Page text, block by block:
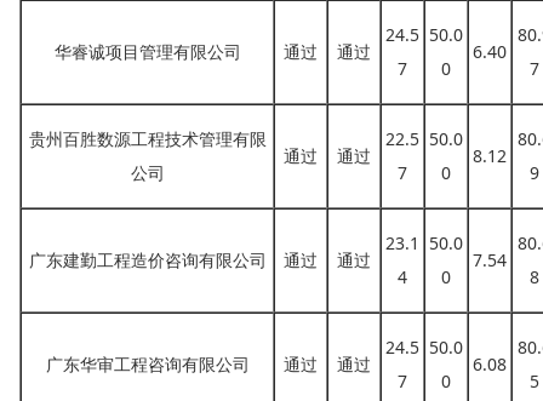
华睿诚项目管理有限公司 通过 通过
24.5
7
50.0
0
6.40
7
贵州百胜数源工程技术管理有限
公司
通过 通过
22.5
7
50.0
0
8.12
9
广东建勤工程造价咨询有限公司 通过 通过
23.1
4
50.0
0
7.54
8
广东华审工程咨询有限公司 通过 通过
24.5
7
50.0
0
6.08
5